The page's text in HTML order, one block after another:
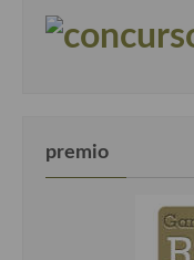
premio